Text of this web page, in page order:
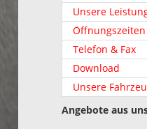
Unsere
Öffnungszeiten
Telefon & Fax
Download
Unsere
Angebote aus